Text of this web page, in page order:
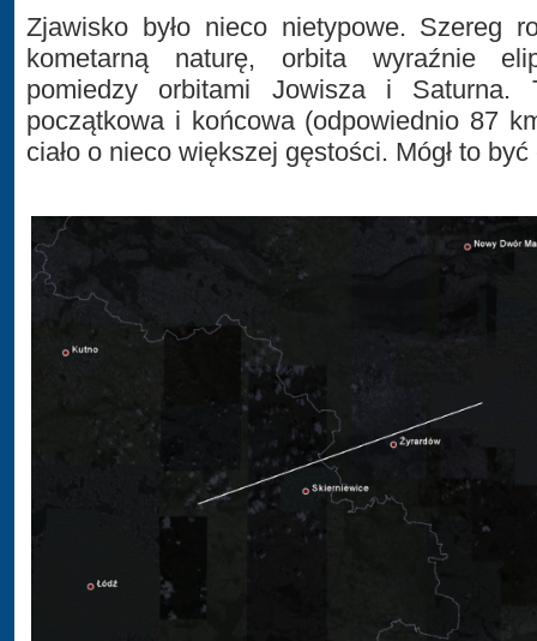
Zjawisko było nieco nietypowe. Szereg
kometarną naturę, orbita wyraźnie
pomiedzy orbitami Jowisza i Saturna.
początkowa i końcowa (odpowiednio 87
ciało o nieco większej gęstości. Mógł to